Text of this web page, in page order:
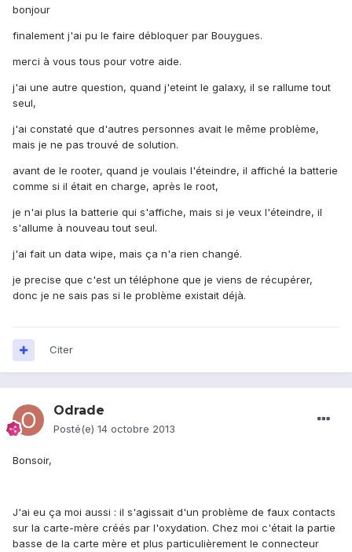
bonjour
finalement j'ai pu le faire débloquer par Bouygues.
merci à vous tous pour votre aide.
j'ai une autre question, quand j'eteint le galaxy, il se rallume tout
seul,
j'ai constaté que d'autres personnes avait le même problème,
mais je ne pas trouvé de solution.
avant de le rooter, quand je voulais l'éteindre, il affiché la batterie
comme si il était en charge, après le root,
je n'ai plus la batterie qui s'affiche, mais si je veux l'éteindre, il
s'allume à nouveau tout seul.
j'ai fait un data wipe, mais ça n'a rien changé.
je precise que c'est un téléphone que je viens de récupérer,
donc je ne sais pas si le problème existait déjà.
Citer
Odrade
Posté(e) 14 octobre 2013
Bonsoir,
J'ai eu ça moi aussi : il s'agissait d'un problème de faux contacts
sur la carte-mère créés par l'oxydation. Chez moi c'était la partie
basse de la carte mère et plus particulièrement le connecteur